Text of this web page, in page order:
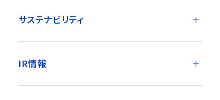
サステナビリティ
IR情報